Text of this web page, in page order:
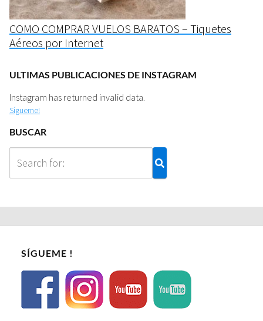
COMO COMPRAR VUELOS BARATOS – Tiquetes
Aéreos por Internet
ULTIMAS PUBLICACIONES DE INSTAGRAM
Instagram has returned invalid data.
Sígueme!
BUSCAR
SÍGUEME !